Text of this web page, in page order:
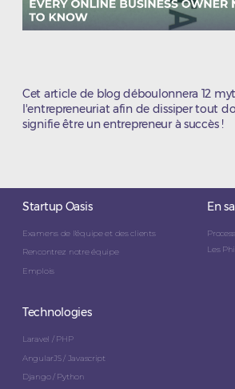
Cet article de blog déboulonnera 12
l'entrepreneuriat afin de dissiper tout
signifie être un entrepreneur à succès !
Startup Oasis
Examens de l'équipe et des clients
Rencontrez notre équipe
Emplois
En
Les
Technologies
Laravel / PHP
AngularJS / Javascript
Django / Python